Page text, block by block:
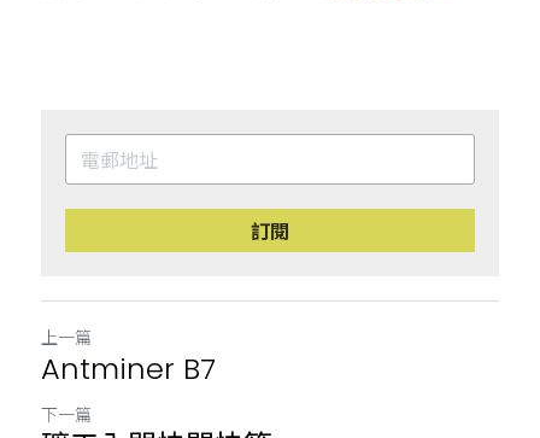
訂閱
上一篇
Antminer B7
下一篇